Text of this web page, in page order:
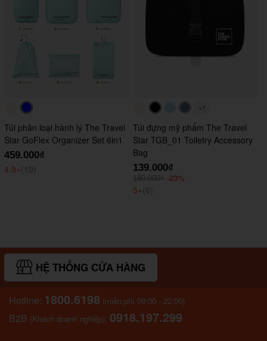
#faf0e6
Túi phân loại hành lý The Travel
Star GoFlex Organizer Set 6in1
459.000₫
4.9⭑ (19)
#faf0e6#000000#ADD8E6
#647290
+1
Túi đựng mỹ phẩm The Travel
Star TGB_01 Toiletry Accessory
Bag
139.000₫
180.000₫ -23%
5⭑ (6)
HỆ THỐNG CỬA HÀNG
Hotline: 1800.6198 (miễn phí 09:00 - 22:00)
B2B (Khách doanh nghiệp): 0918.197.299